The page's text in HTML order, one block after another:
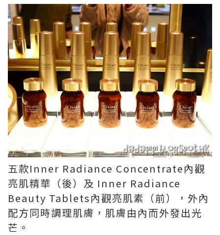
五款Inner Radiance Concentrate內觀
亮肌精華（後）及 Inner Radiance
Beauty Tablets內觀亮肌素（前），外內
配方同時調理肌膚，肌膚由內而外發出光
芒。